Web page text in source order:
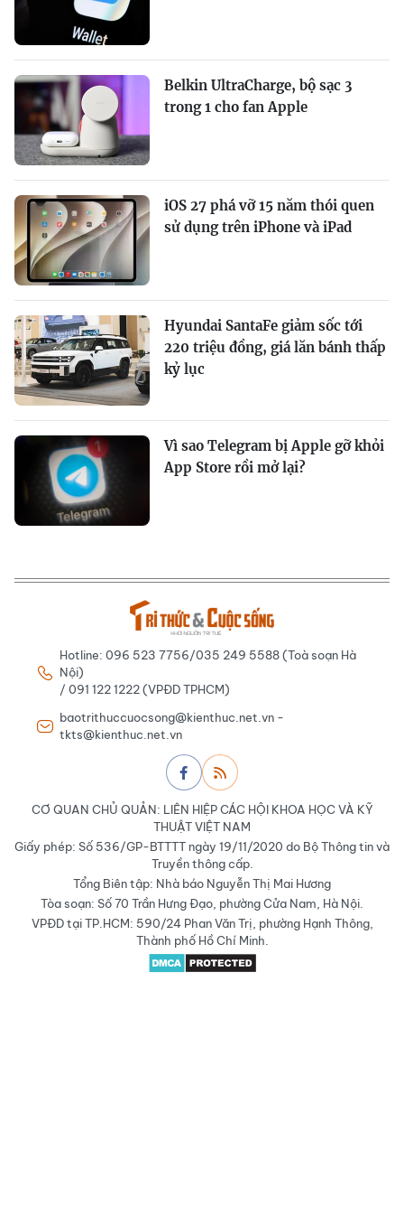
Belkin UltraCharge, bộ sạc 3
trong 1 cho fan Apple
iOS 27 phá vỡ 15 năm thói quen
sử dụng trên iPhone và iPad
Hyundai SantaFe giảm sốc tới
220 triệu đồng, giá lăn bánh thấp
kỷ lục
Vì sao Telegram bị Apple gỡ khỏi
App Store rồi mở lại?
Hotline: 096 523 7756/035 249 5588 (Toà soạn Hà
Nội)
/ 091 122 1222 (VPĐD TPHCM)
baotrithuccuocsong@kienthuc.net.vn -
tkts@kienthuc.net.vn
CƠ QUAN CHỦ QUẢN: LIÊN HIỆP CÁC HỘI KHOA HỌC VÀ KỸ
THUẬT VIỆT NAM
Giấy phép: Số 536/GP-BTTTT ngày 19/11/2020 do Bộ Thông tin và
Truyền thông cấp.
Tổng Biên tập: Nhà báo Nguyễn Thị Mai Hương
Tòa soạn: Số 70 Trần Hưng Đạo, phường Cửa Nam, Hà Nội.
VPĐD tại TP.HCM: 590/24 Phan Văn Trị, phường Hạnh Thông,
Thành phố Hồ Chí Minh.